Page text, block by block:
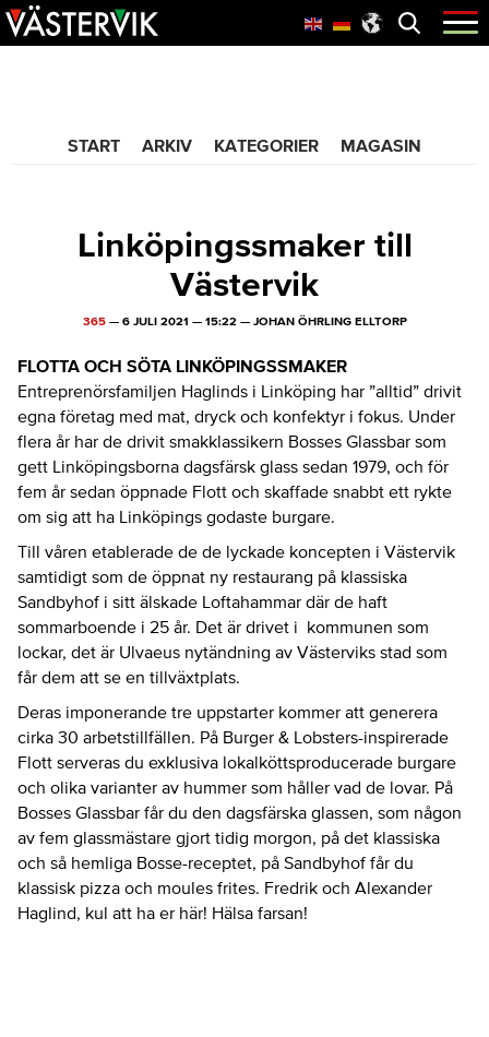
Hoppa
till
Skip
to
Hoppa
till
Öppna
menyn
START ARKIV KATEGORIER MAGASIN
Linköpingssmaker till
Västervik
365— 6 JULI 2021 — 15:22 — JOHAN ÖHRLING ELLTORP
FLOTTA OCH SÖTA LINKÖPINGSSMAKER
Entreprenörsfamiljen Haglinds i Linköping har ”alltid” drivit
egna företag med mat, dryck och konfektyr i fokus. Under
flera år har de drivit smakklassikern Bosses Glassbar som
gett Linköpingsborna dagsfärsk glass sedan 1979, och för
fem år sedan öppnade Flott och skaffade snabbt ett rykte
om sig att ha Linköpings godaste burgare.
Till våren etablerade de de lyckade koncepten i Västervik
samtidigt som de öppnat ny restaurang på klassiska
Sandbyhof i sitt älskade Loftahammar där de haft
sommarboende i 25 år. Det är drivet i kommunen som
lockar, det är Ulvaeus nytändning av Västerviks stad som
får dem att se en tillväxtplats.
Deras imponerande tre uppstarter kommer att generera
cirka 30 arbetstillfällen. På Burger & Lobsters-inspirerade
Flott serveras du exklusiva lokalköttsproducerade burgare
och olika varianter av hummer som håller vad de lovar. På
Bosses Glassbar får du den dagsfärska glassen, som någon
av fem glassmästare gjort tidig morgon, på det klassiska
och så hemliga Bosse-receptet, på Sandbyhof får du
klassisk pizza och moules frites. Fredrik och Alexander
Haglind, kul att ha er här! Hälsa farsan!